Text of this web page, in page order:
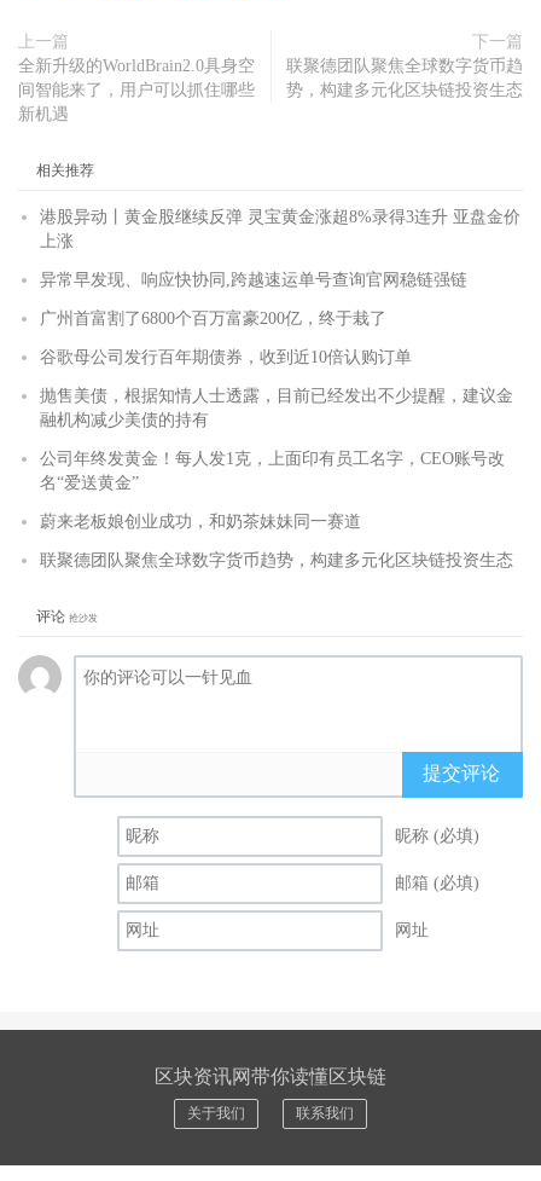
上一篇
全新升级的WorldBrain2.0具身空
间智能来了，用户可以抓住哪些
新机遇
下一篇
联聚德团队聚焦全球数字货币趋
势，构建多元化区块链投资生态
相关推荐
港股异动丨黄金股继续反弹 灵宝黄金涨超8%录得3连升 亚盘金价
上涨
异常早发现、响应快协同,跨越速运单号查询官网稳链强链
广州首富割了6800个百万富豪200亿，终于栽了
谷歌母公司发行百年期债券，收到近10倍认购订单
抛售美债，根据知情人士透露，目前已经发出不少提醒，建议金
融机构减少美债的持有
公司年终发黄金！每人发1克，上面印有员工名字，CEO账号改
名“爱送黄金”
蔚来老板娘创业成功，和奶茶妹妹同一赛道
联聚德团队聚焦全球数字货币趋势，构建多元化区块链投资生态
评论 抢沙发
提交评论
昵称 (必填)
邮箱 (必填)
网址
区块资讯网带你读懂区块链
关于我们 联系我们